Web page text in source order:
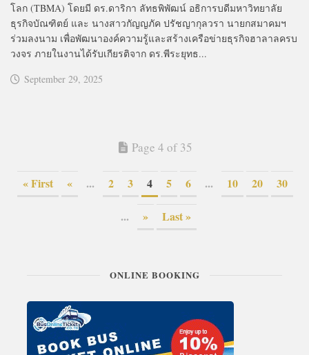
โลก (TBMA) โดยมี ดร.ดาริกา ลัทธพิพัฒน์ อธิการบดีมหาวิทยาลัย
ธุรกิจบัณฑิตย์ และ นางสาวกัญญภัค ปรัชญากุลวรา นายกสมาคมฯ
ร่วมลงนาม เพื่อพัฒนาองค์ความรู้และสร้างเครือข่ายธุรกิจฮาลาลครบ
วงจร ภายในงานได้รับเกียรติจาก ดร.พีระยุทธ...
September 29, 2025
Page 4 of 35
« First « ... 2 3 4 5 6 ... 10 20 30
... » Last »
ONLINE BOOKING